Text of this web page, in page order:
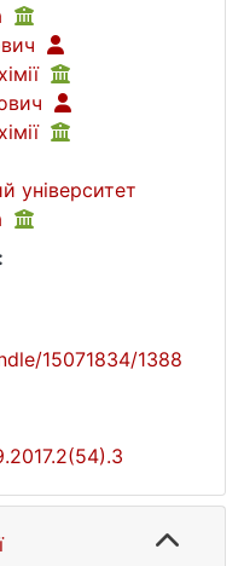
університет
15071834/1388